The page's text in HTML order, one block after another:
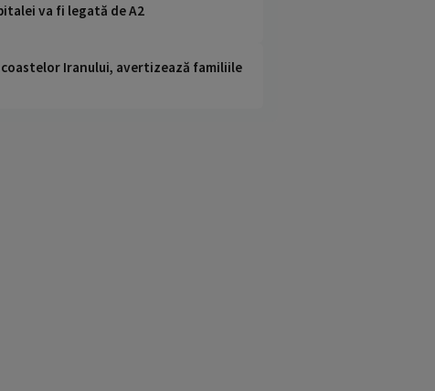
va fi legată de A2
Iranului, avertizează familiile